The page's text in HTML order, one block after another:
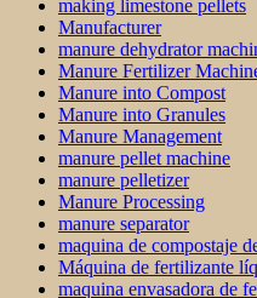
making limestone pellets
Manufacturer
manure dehydrator
Manure Fertilizer
Manure into Compost
Manure into Granules
Manure Management
manure pellet machine
manure pelletizer
Manure Processing
manure separator
maquina de compostaje
Máquina de fertilizante
maquina envasadora de